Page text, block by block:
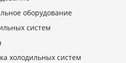
оборудование
систем
холодильных систем